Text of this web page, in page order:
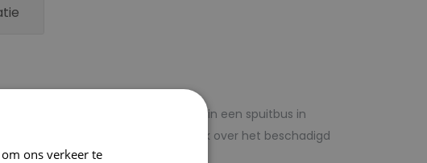
je nu zelf voordelig met autolak in een spuitbus in
U dient op voorhand de blanke lak over het beschadigd
ons verkeer te